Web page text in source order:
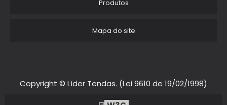
TENDA INFLAVEL PARA PROPAGANDA
TENDA INFLAVEL PARA ACAO PERSONALIZADO
Produtos
Mapa do site
Copyright © Líder Tendas. (Lei 9610 de 19/02/1998)